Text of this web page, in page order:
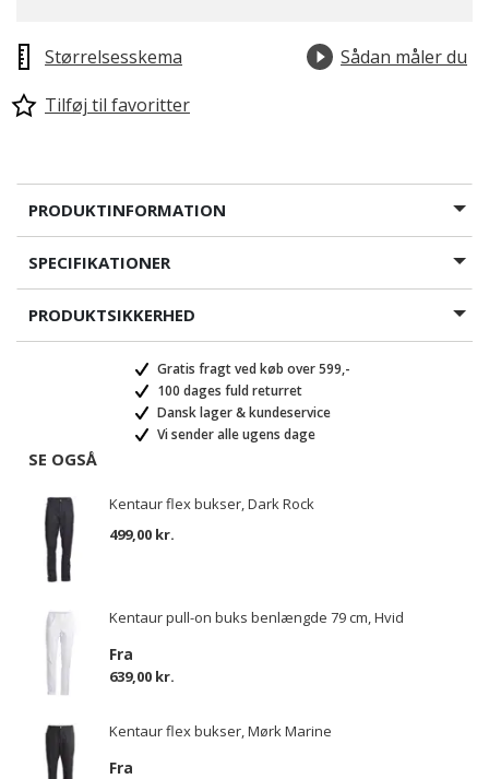
Størrelsesskema
Sådan måler du
Tilføj til favoritter
PRODUKTINFORMATION
SPECIFIKATIONER
PRODUKTSIKKERHED
Gratis fragt ved køb over 599,-
100 dages fuld returret
Dansk lager & kundeservice
Vi sender alle ugens dage
SE OGSÅ
Kentaur flex bukser, Dark Rock
499,00 kr.
Kentaur pull-on buks benlængde 79 cm, Hvid
Fra
639,00 kr.
Kentaur flex bukser, Mørk Marine
Fra